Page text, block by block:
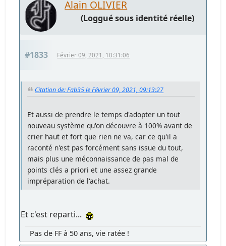
Alain OLIVIER
(Loggué sous identité réelle)
#1833 Février 09, 2021, 10:31:06
Citation de: Fab35 le Février 09, 2021, 09:13:27
Et aussi de prendre le temps d'adopter un tout
nouveau système qu'on découvre à 100% avant de
crier haut et fort que rien ne va, car ce qu'il a
raconté n'est pas forcément sans issue du tout,
mais plus une méconnaissance de pas mal de
points clés a priori et une assez grande
impréparation de l'achat.
Et c'est reparti...
Pas de FF à 50 ans, vie ratée !